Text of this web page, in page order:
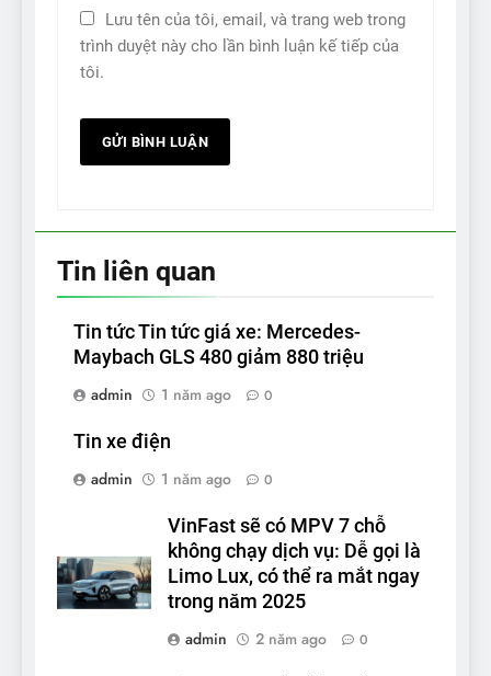
Lưu tên của tôi, email, và trang web trong
trình duyệt này cho lần bình luận kế tiếp của
tôi.
Tin liên quan
Tin tức Tin tức giá xe: Mercedes-
Maybach GLS 480 giảm 880 triệu
admin
1 năm ago 0
Tin xe điện
admin
1 năm ago 0
VinFast sẽ có MPV 7 chỗ
không chạy dịch vụ: Dễ gọi là
Limo Lux, có thể ra mắt ngay
trong năm 2025
admin
2 năm ago 0